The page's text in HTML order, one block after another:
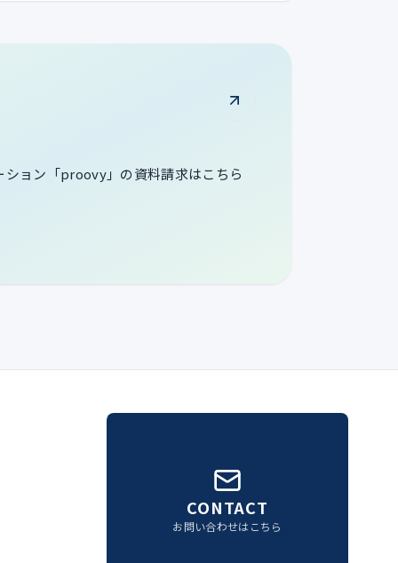
ション「proovy」の資料請求はこちら
CONTACT
お問い合わせはこちら